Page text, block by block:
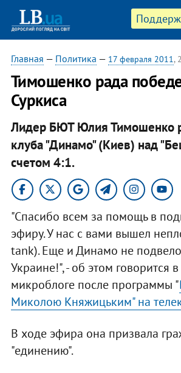
Главная — Политика — 17 февраля 2011,
Тимошенко рада
Суркиса
Лидер БЮТ Юлия Тимошенко
клуба "Динамо" (Киев) над
счетом 4:1.
"Спасибо всем за помощь в
эфиру. У нас с вами вышел
tank). Еще и Динамо не подвело
Украине!", - об этом говорится
микроблоге после программы "
Миколою Княжицьким" на
В ходе эфира она призвала
"единению".